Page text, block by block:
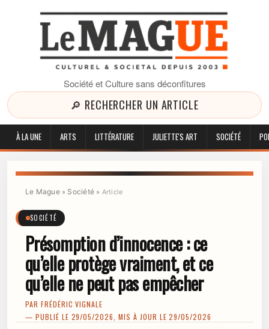
Société et Culture sans déconfitures
🔎 RECHERCHER UN ARTICLE
À LA UNE ARTS LITTÉRATURE JULIETTE'S ART SOCIÉTÉ
Le Mague» Société» Article
SOCIÉTÉ
Présomption d’innocence : ce
qu’elle protège vraiment, et ce
qu’elle ne peut pas empêcher
PAR FRÉDÉRIC VIGNALE
— PUBLIÉ LE 29/05/2026, MIS À JOUR LE 29/05/2026